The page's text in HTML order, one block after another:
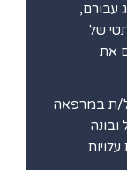
עבורם,
של
את
ת במרפאה
ובונה